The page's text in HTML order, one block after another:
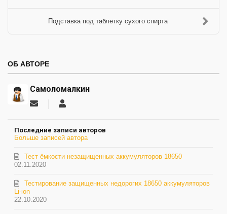
Подставка под таблетку сухого спирта
ОБ АВТОРЕ
Самоломалкин
Подписаться
автора
Последние записи авторов
Больше записей автора
02.11.2020
Тест ёмкости незащищенных аккумуляторов 18650
22.10.2020
Тестирование защищенных недорогих 18650 аккумуляторов
Li-ion